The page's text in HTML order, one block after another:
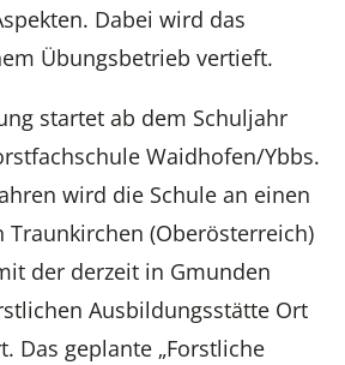
Dabei wird das
Übungsbetrieb vertieft.
startet ab dem Schuljahr
Waidhofen/Ybbs.
wird die Schule an einen
Traunkirchen (Oberösterreich)
der derzeit in Gmunden
Ausbildungsstätte Ort
Das geplante „Forstliche